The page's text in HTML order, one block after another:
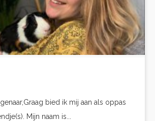
bied ik mij aan als oppas
Mijn naam is...